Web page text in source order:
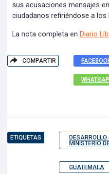
sus acusaciones mensajes
ciudadanos refiriéndose a los
La nota completa en Diario
COMPARTIR
ETIQUETAS
DESARROLLO
MINISTERIO
GUATEMALA